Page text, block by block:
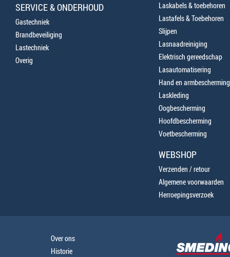
SERVICE & ONDERHOUD
Gastechniek
Brandbeveiliging
Lastechniek
Overig
Laskabels & toebehoren
Lastafels & Toebehoren
Slijpen
Lasnaadreiniging
Elektrisch gereedschap
Lasautomatisering
Hand en armbescherming
Laskleding
Oogbescherming
Hoofdbescherming
Voetbescherming
WEBSHOP
Verzenden / retour
Algemene voorwaarden
Herroepingsverzoek
Over ons
Historie